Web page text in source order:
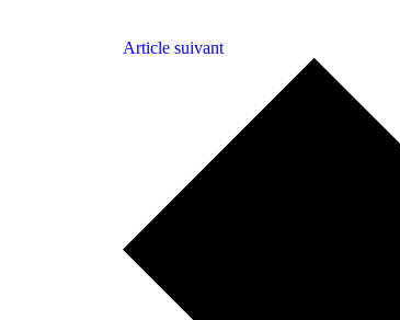
Article suivant